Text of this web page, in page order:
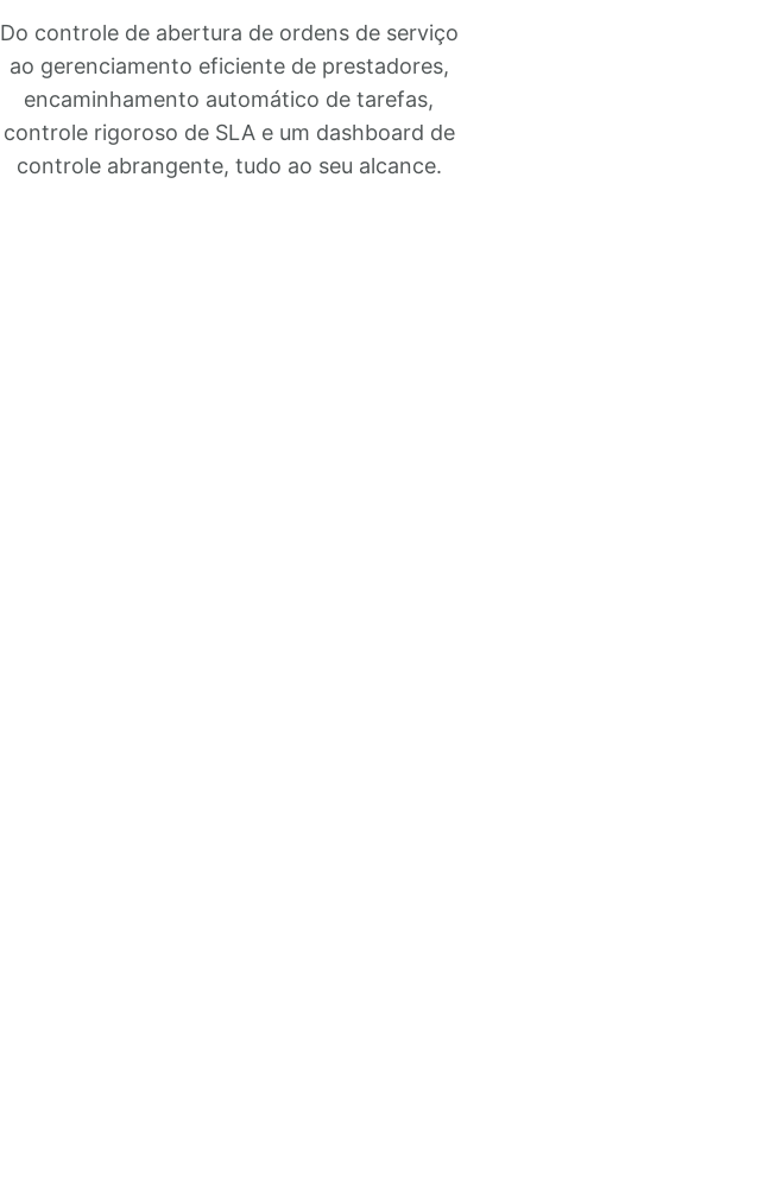
Do controle de abertura de ordens de serviço
ao gerenciamento eficiente de prestadores,
encaminhamento automático de tarefas,
controle rigoroso de SLA e um dashboard de
controle abrangente, tudo ao seu alcance.